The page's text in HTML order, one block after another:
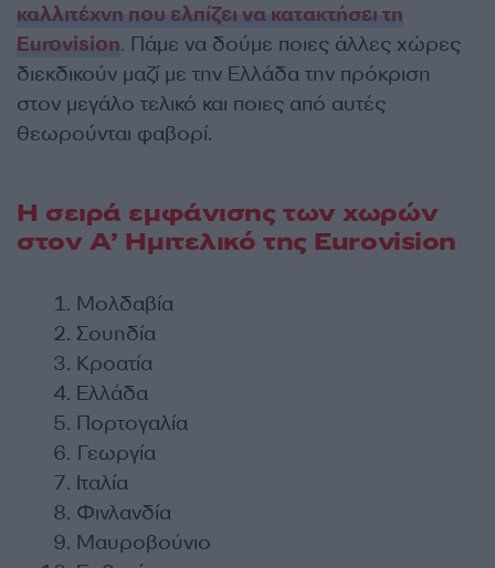
καλλιτέχνη που ελπίζει να κατακτήσει τη
Eurovision. Πάμε να δούμε ποιες άλλες χώρες
διεκδικούν μαζί με την Ελλάδα την πρόκριση
στον μεγάλο τελικό και ποιες από αυτές
θεωρούνται φαβορί.
Η σειρά εμφάνισης των χωρών
στον Α’ Ημιτελικό της Eurovision
Μολδαβία
Σουηδία
Κροατία
Ελλάδα
Πορτογαλία
Γεωργία
Ιταλία
Φινλανδία
Μαυροβούνιο